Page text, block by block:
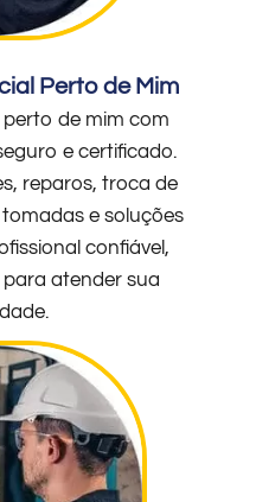
Perto de Mim
perto de mim com
e certificado.
reparos, troca de
e soluções
confiável,
atender sua